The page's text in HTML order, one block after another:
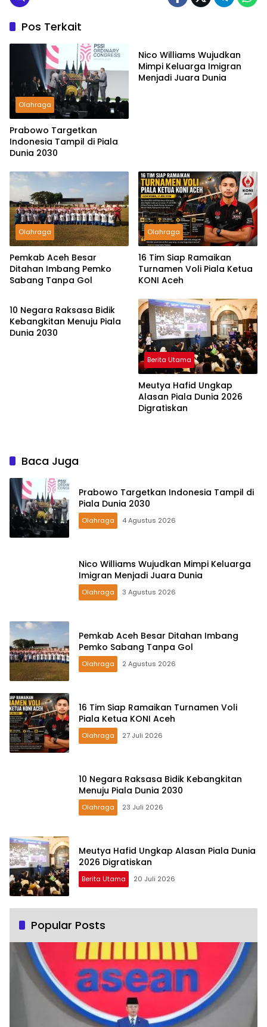
Pos Terkait
Olahraga
Prabowo Targetkan
Indonesia Tampil di Piala
Dunia 2030
Nico Williams Wujudkan
Mimpi Keluarga Imigran
Menjadi Juara Dunia
Olahraga
Pemkab Aceh Besar
Ditahan Imbang Pemko
Sabang Tanpa Gol
Olahraga
16 Tim Siap Ramaikan
Turnamen Voli Piala Ketua
KONI Aceh
Olahraga
10 Negara Raksasa Bidik
Kebangkitan Menuju Piala
Dunia 2030
Berita Utama
Meutya Hafid Ungkap
Alasan Piala Dunia 2026
Digratiskan
Baca Juga
Prabowo Targetkan Indonesia Tampil di
Piala Dunia 2030
Olahraga 4 Agustus 2026
Nico Williams Wujudkan Mimpi Keluarga
Imigran Menjadi Juara Dunia
Olahraga 3 Agustus 2026
Pemkab Aceh Besar Ditahan Imbang
Pemko Sabang Tanpa Gol
Olahraga 2 Agustus 2026
16 Tim Siap Ramaikan Turnamen Voli
Piala Ketua KONI Aceh
Olahraga 27 Juli 2026
10 Negara Raksasa Bidik Kebangkitan
Menuju Piala Dunia 2030
Olahraga 23 Juli 2026
Meutya Hafid Ungkap Alasan Piala Dunia
2026 Digratiskan
Berita Utama 20 Juli 2026
Popular Posts